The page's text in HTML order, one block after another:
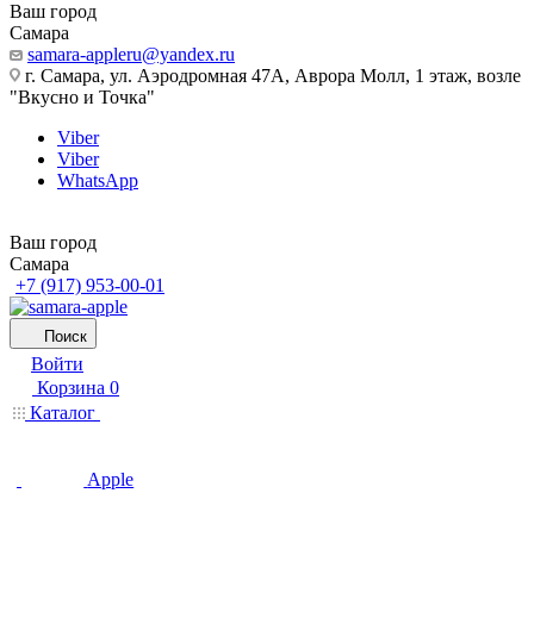
Ваш город
Самара
samara-appleru@yandex.ru
г. Самара, ул. Аэродромная 47А, Аврора Молл, 1 этаж, возле
"Вкусно и Точка"
Viber
Viber
WhatsApp
Ваш город
Самара
+7 (917) 953-00-01
Поиск
Войти
Корзина 0
Каталог
Apple